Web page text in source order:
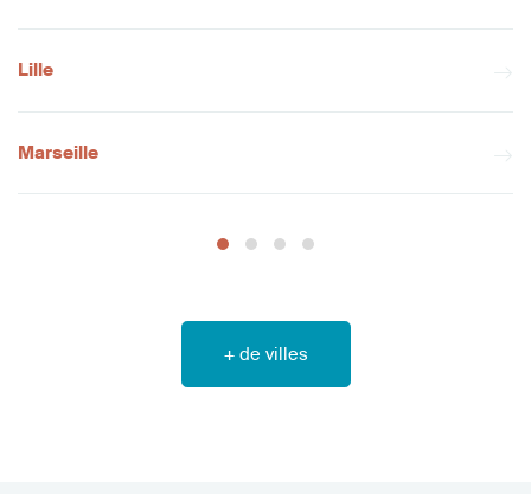
Lille
Marseille
+ de villes